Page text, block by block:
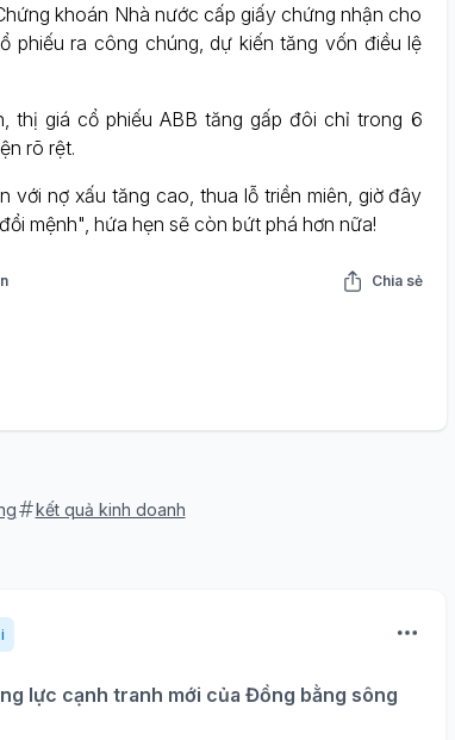
khoán Nhà nước cấp giấy chứng nhận cho
phiếu ra công chúng, dự kiến tăng vốn điều lệ
thị giá cổ phiếu ABB tăng gấp đôi chỉ trong 6
rõ rệt.
với nợ xấu tăng cao, thua lỗ triền miên, giờ đây
mệnh", hứa hẹn sẽ còn bứt phá hơn nữa!
Chia sẻ
kết quả kinh doanh
lực cạnh tranh mới của Đồng bằng sông